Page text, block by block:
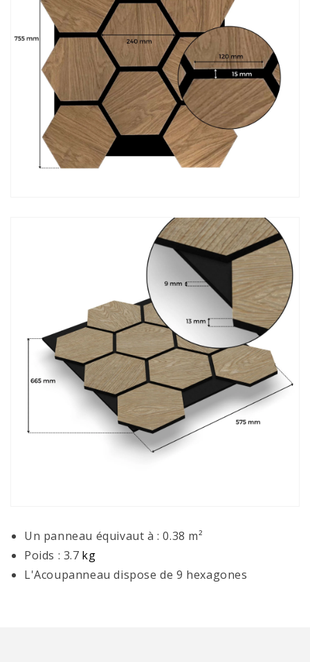
Un panneau équivaut à : 0.38 m²
Poids : 3.7 kg
L'Acoupanneau dispose de 9 hexagones